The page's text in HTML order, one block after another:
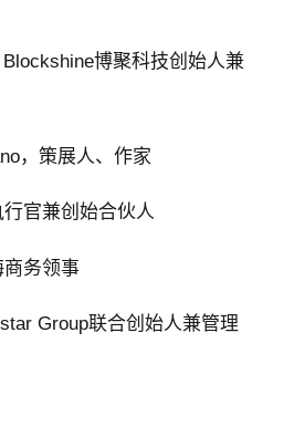
博聚科技创始人兼
，策展人、作家
官兼创始合伙人
务领事
Group联合创始人兼管理